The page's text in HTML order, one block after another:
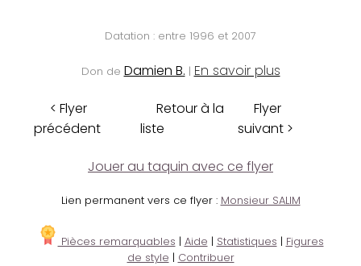
Datation : entre 1996 et 2007
Don de Damien B. | En savoir plus
< Flyer
précédent
Retour à la
liste
Flyer
suivant >
Jouer au taquin avec ce flyer
Lien permanent vers ce flyer : Monsieur SALIM
Pièces remarquables | Aide | Statistiques | Figures
de style | Contribuer